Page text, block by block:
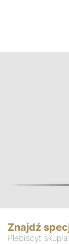
Znajdź
Plebiscyt